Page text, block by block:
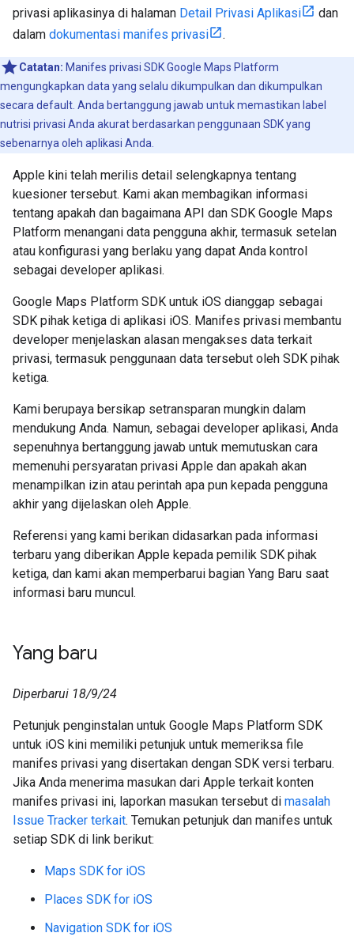
privasi aplikasinya di halaman Detail Privasi Aplikasi
dan
dalam dokumentasi manifes privasi .
Catatan: Manifes privasi SDK Google Maps Platform
mengungkapkan data yang selalu dikumpulkan dan dikumpulkan
secara default. Anda bertanggung jawab untuk memastikan label
nutrisi privasi Anda akurat berdasarkan penggunaan SDK yang
sebenarnya oleh aplikasi Anda.
Apple kini telah merilis detail selengkapnya tentang
kuesioner tersebut. Kami akan membagikan informasi
tentang apakah dan bagaimana API dan SDK Google Maps
Platform menangani data pengguna akhir, termasuk setelan
atau konfigurasi yang berlaku yang dapat Anda kontrol
sebagai developer aplikasi.
Google Maps Platform SDK untuk iOS dianggap sebagai
SDK pihak ketiga di aplikasi iOS. Manifes privasi membantu
developer menjelaskan alasan mengakses data terkait
privasi, termasuk penggunaan data tersebut oleh SDK pihak
ketiga.
Kami berupaya bersikap setransparan mungkin dalam
mendukung Anda. Namun, sebagai developer aplikasi, Anda
sepenuhnya bertanggung jawab untuk memutuskan cara
memenuhi persyaratan privasi Apple dan apakah akan
menampilkan izin atau perintah apa pun kepada pengguna
akhir yang dijelaskan oleh Apple.
Referensi yang kami berikan didasarkan pada informasi
terbaru yang diberikan Apple kepada pemilik SDK pihak
ketiga, dan kami akan memperbarui bagian Yang Baru saat
informasi baru muncul.
Yang baru
Diperbarui 18/9/24
Petunjuk penginstalan untuk Google Maps Platform SDK
untuk iOS kini memiliki petunjuk untuk memeriksa file
manifes privasi yang disertakan dengan SDK versi terbaru.
Jika Anda menerima masukan dari Apple terkait konten
manifes privasi ini, laporkan masukan tersebut di masalah
Issue Tracker terkait. Temukan petunjuk dan manifes untuk
setiap SDK di link berikut:
Maps SDK for iOS
Places SDK for iOS
Navigation SDK for iOS